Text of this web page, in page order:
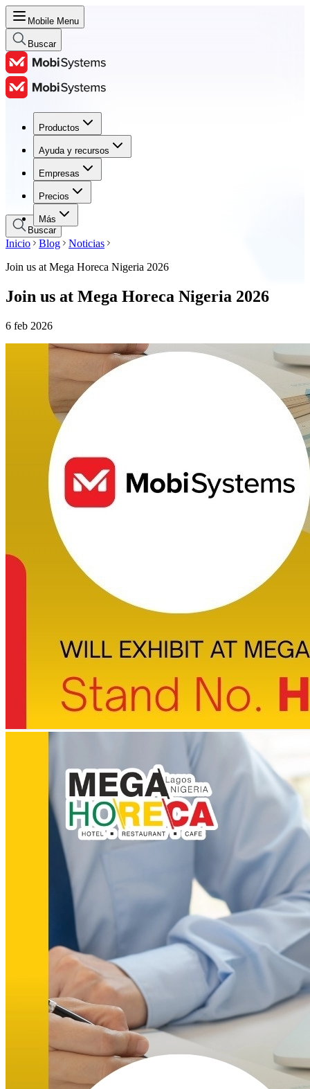
Mobile Menu
Buscar
Productos
Ayuda y recursos
Empresas
Precios
Más
Productos
Ayuda y recursos
Empresas
Precios
Buscar
Inicio Blog
Noticias
Join us at Mega Horeca Nigeria 2026
Join us at Mega Horeca Nigeria 2026
6 feb 2026